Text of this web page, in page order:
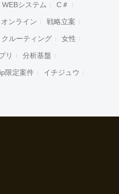
WEBシステム C＃
オンライン 戦略立案
クルーティング 女性
リ 分析基盤
限定案件 イチジュウ